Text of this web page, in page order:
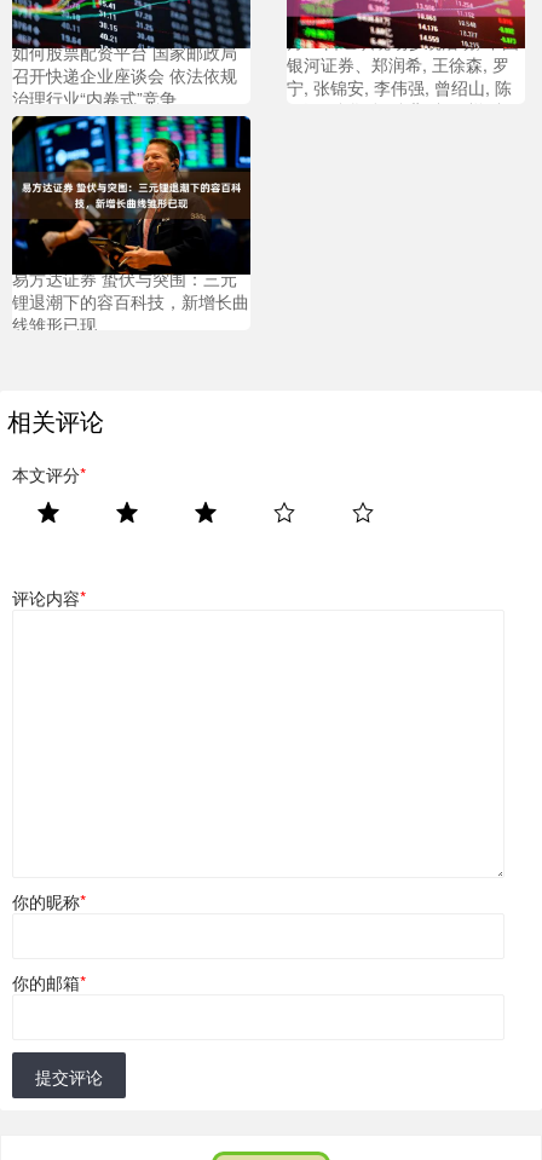
如何股票配资平台 国家邮政局
召开快递企业座谈会 依法依规
治理行业“内卷式”竞争
线上股票配资炒股 佳禾智能: 7
月25日组织现场参观活动, 中国
银河证券、郑润希, 王徐森, 罗
宁, 张锦安, 李伟强, 曾绍山, 陈
明源, 陈华孙, 陈曲, 杨可悦, 杨
易方达证券 蛰伏与突围：三元
锂退潮下的容百科技，新增长曲
线雏形已现
相关评论
本文评分*
评论内容*
你的昵称*
你的邮箱*
提交评论